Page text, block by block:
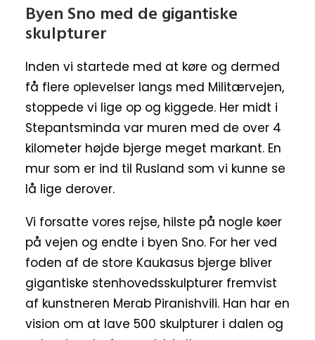
Byen Sno med de gigantiske
skulpturer
Inden vi startede med at køre og dermed
få flere oplevelser langs med Militærvejen,
stoppede vi lige op og kiggede. Her midt i
Stepantsminda var muren med de over 4
kilometer højde bjerge meget markant. En
mur som er ind til Rusland som vi kunne se
lå lige derover.
Vi forsatte vores rejse, hilste på nogle køer
på vejen og endte i byen Sno. For her ved
foden af de store Kaukasus bjerge bliver
gigantiske stenhovedsskulpturer fremvist
af kunstneren Merab Piranishvili. Han har en
vision om at lave 500 skulpturer i dalen og